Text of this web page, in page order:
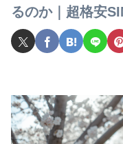
るのか｜超格安